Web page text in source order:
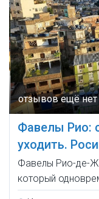
Фавелы Рио:
уходить.
Фавелы Рио-де-
который